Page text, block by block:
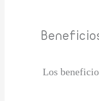
Los